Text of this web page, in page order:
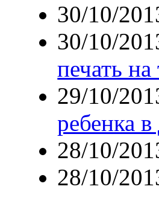
30/10/
30/10/
печать на
29/10/
ребенка
28/10/
28/10/